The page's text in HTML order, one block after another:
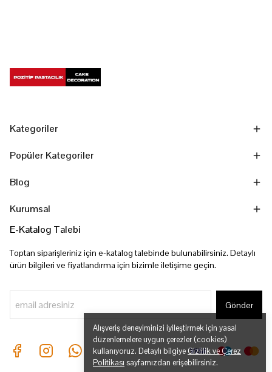
Alışveriş deneyiminizi iyileştirmek için yasal
düzenlemelere uygun çerezler (cookies)
kullanıyoruz. Detaylı bilgiye Gizlilik ve Çerez
Politikası sayfamızdan erişebilirsiniz.
Kategoriler
Popüler Kategoriler
Blog
Kurumsal
E-Katalog Talebi
Toptan siparişleriniz için e-katalog talebinde bulunabilirsiniz. Detaylı
ürün bilgileri ve fiyatlandırma için bizimle iletişime geçin.
Gönder